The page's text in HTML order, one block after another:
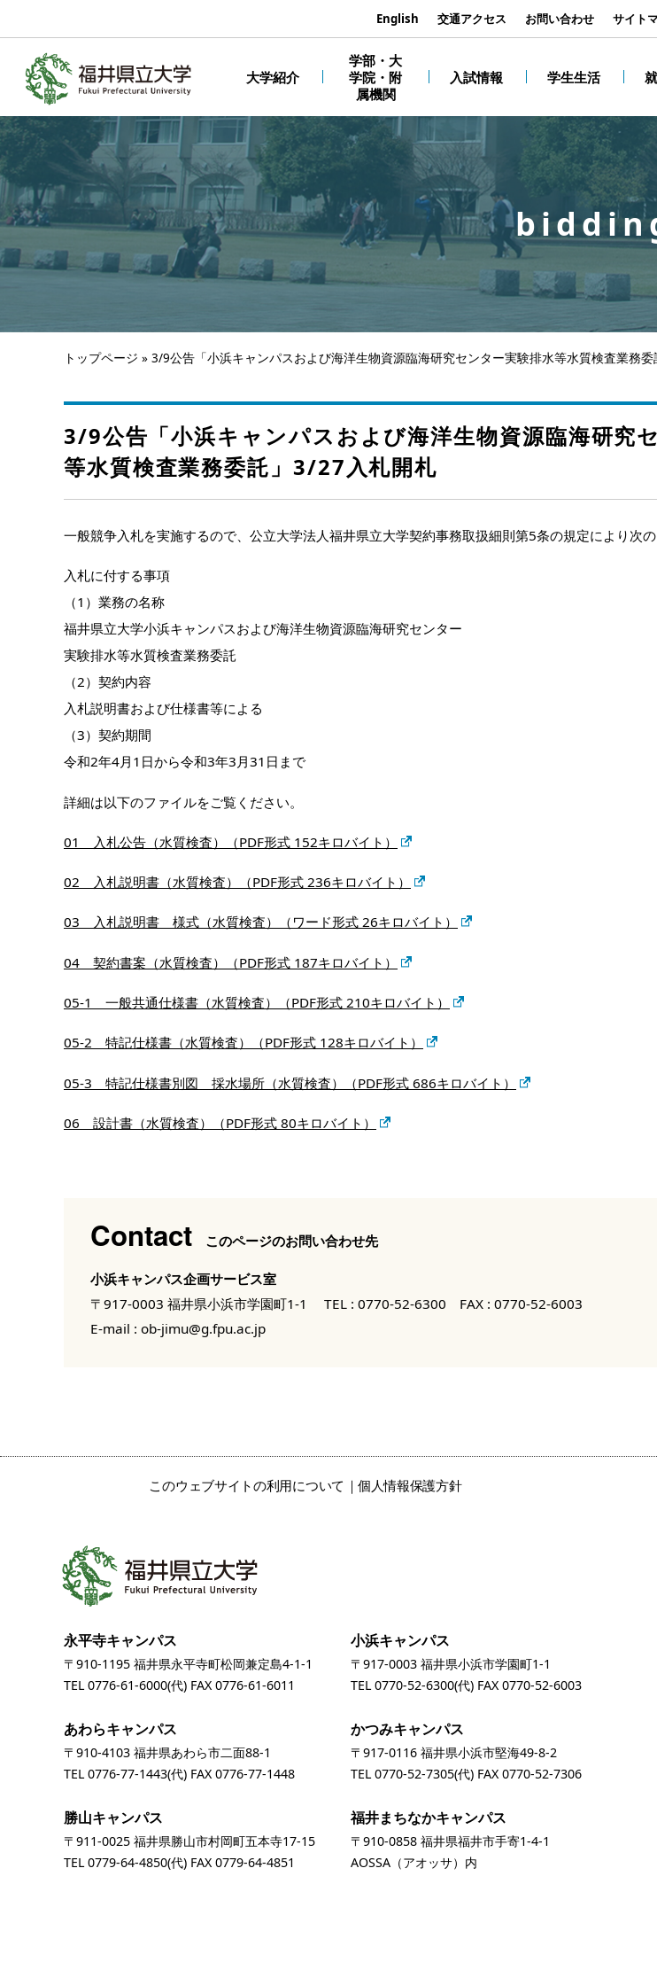
大学紹介
学部・大
学院・附
属機関
入試情報 学生生活
English 交通アクセス お問い合わせ サイト
トップページ » 3/9公告「小浜キャンパスおよび海洋生物資源臨海研究センター実験排水等水質検査業務
3/9公告「小浜キャンパスおよび海洋生物資源臨海研究
等水質検査業務委託」3/27入札開札
一般競争入札を実施するので、公立大学法人福井県立大学契約事務取扱細則第5条の規定により次の
入札に付する事項
（1）業務の名称
福井県立大学小浜キャンパスおよび海洋生物資源臨海研究センター
実験排水等水質検査業務委託
（2）契約内容
入札説明書および仕様書等による
（3）契約期間
令和2年4月1日から令和3年3月31日まで
詳細は以下のファイルをご覧ください。
01 入札公告（水質検査）（PDF形式 152キロバイト）
02 入札説明書（水質検査）（PDF形式 236キロバイト）
03 入札説明書 様式（水質検査）（ワード形式 26キロバイト）
04 契約書案（水質検査）（PDF形式 187キロバイト）
05-1 一般共通仕様書（水質検査）（PDF形式 210キロバイト）
05-2 特記仕様書（水質検査）（PDF形式 128キロバイト）
05-3 特記仕様書別図 採水場所（水質検査）（PDF形式 686キロバイト）
06 設計書（水質検査）（PDF形式 80キロバイト）
Contact このページのお問い合わせ先
小浜キャンパス企画サービス室
〒917-0003 福井県小浜市学園町1-1
TEL : 0770-52-6300 FAX : 0770-52-6003
E-mail : ob-jimu@g.fpu.ac.jp
このウェブサイトの利用について 個人情報保護方針
永平寺キャンパス
〒910-1195 福井県永平寺町松岡兼定島4-1-1
TEL0776-61-6000(代) FAX 0776-61-6011
小浜キャンパス
〒917-0003 福井県小浜市学園町1-1
TEL0770-52-6300(代) FAX 0770-52-6003
あわらキャンパス
〒910-4103 福井県あわら市二面88-1
TEL0776-77-1443(代) FAX 0776-77-1448
かつみキャンパス
〒917-0116 福井県小浜市堅海49-8-2
TEL0770-52-7305(代) FAX 0770-52-7306
勝山キャンパス
〒911-0025 福井県勝山市村岡町五本寺17-15
TEL0779-64-4850(代) FAX 0779-64-4851
福井まちなかキャンパス
〒910-0858 福井県福井市手寄1-4-1
AOSSA（アオッサ）内